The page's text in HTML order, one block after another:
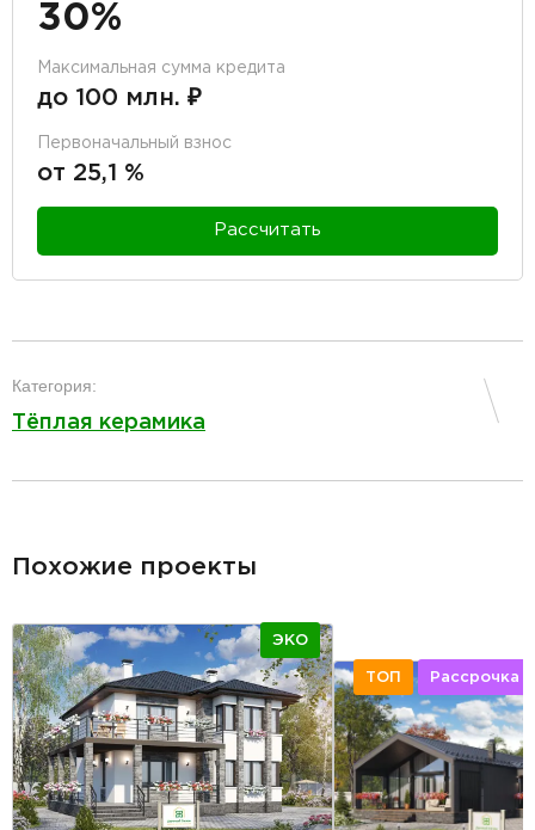
30%
Максимальная сумма кредита
до 100 млн. ₽
Первоначальный взнос
от 25,1 %
Рассчитать
Категория:
Тёплая керамика
Похожие проекты
ЭКО
ТОП Рассрочка